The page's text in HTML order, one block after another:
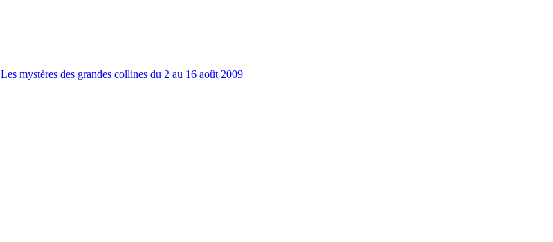
Les mystères des grandes collines du 2 au 16 août 2009